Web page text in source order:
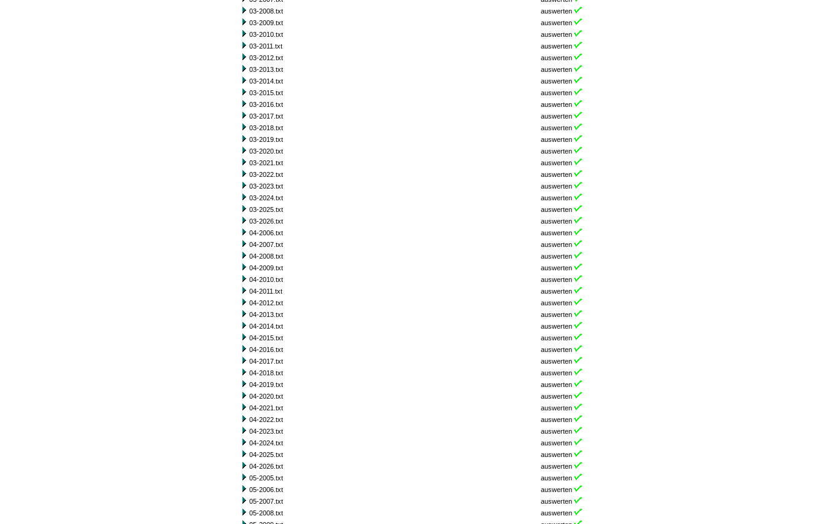
03-2008.txt
auswerten
03-2009.txt
auswerten
03-2010.txt
auswerten
03-2011.txt
auswerten
03-2012.txt
auswerten
03-2013.txt
auswerten
03-2014.txt
auswerten
03-2015.txt
auswerten
03-2016.txt
auswerten
03-2017.txt
auswerten
03-2018.txt
auswerten
03-2019.txt
auswerten
03-2020.txt
auswerten
03-2021.txt
auswerten
03-2022.txt
auswerten
03-2023.txt
auswerten
03-2024.txt
auswerten
03-2025.txt
auswerten
03-2026.txt
auswerten
04-2006.txt
auswerten
04-2007.txt
auswerten
04-2008.txt
auswerten
04-2009.txt
auswerten
04-2010.txt
auswerten
04-2011.txt
auswerten
04-2012.txt
auswerten
04-2013.txt
auswerten
04-2014.txt
auswerten
04-2015.txt
auswerten
04-2016.txt
auswerten
04-2017.txt
auswerten
04-2018.txt
auswerten
04-2019.txt
auswerten
04-2020.txt
auswerten
04-2021.txt
auswerten
04-2022.txt
auswerten
04-2023.txt
auswerten
04-2024.txt
auswerten
04-2025.txt
auswerten
04-2026.txt
auswerten
05-2005.txt
auswerten
05-2006.txt
auswerten
05-2007.txt
auswerten
05-2008.txt
auswerten